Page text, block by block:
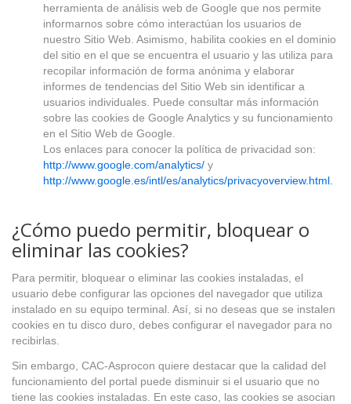
herramienta de análisis web de Google que nos permite
informarnos sobre cómo interactúan los usuarios de
nuestro Sitio Web. Asimismo, habilita cookies en el dominio
del sitio en el que se encuentra el usuario y las utiliza para
recopilar información de forma anónima y elaborar
informes de tendencias del Sitio Web sin identificar a
usuarios individuales. Puede consultar más información
sobre las cookies de Google Analytics y su funcionamiento
en el Sitio Web de Google.
Los enlaces para conocer la política de privacidad son:
http://www.google.com/analytics/ y
http://www.google.es/intl/es/analytics/privacyoverview.html.
¿Cómo puedo permitir, bloquear o
eliminar las cookies?
Para permitir, bloquear o eliminar las cookies instaladas, el
usuario debe configurar las opciones del navegador que utiliza
instalado en su equipo terminal. Así, si no deseas que se instalen
cookies en tu disco duro, debes configurar el navegador para no
recibirlas.
Sin embargo, CAC-Asprocon quiere destacar que la calidad del
funcionamiento del portal puede disminuir si el usuario que no
tiene las cookies instaladas. En este caso, las cookies se asocian